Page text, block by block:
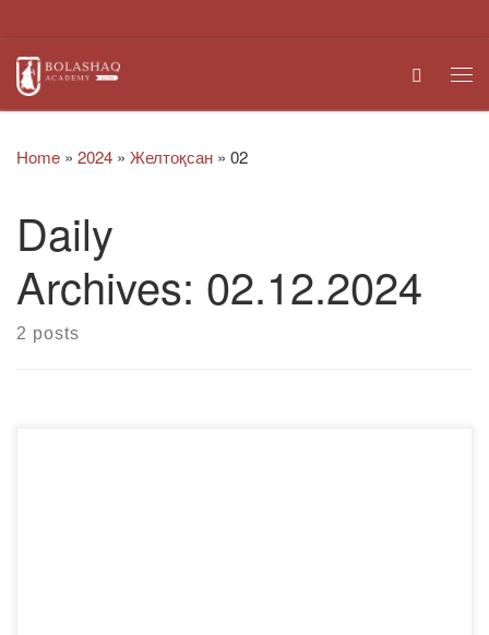
Search
Home » 2024 » Желтоқсан » 02
Daily
Archives: 02.12.2024
2 posts